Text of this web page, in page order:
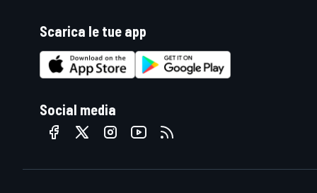
Scarica le tue app
Social media